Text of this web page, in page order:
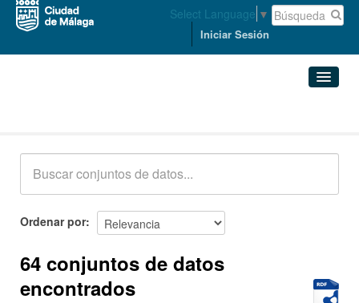
Select Language ▼
Iniciar Sesión
Acerca de
Ordenar por
64 conjuntos de datos
encontrados